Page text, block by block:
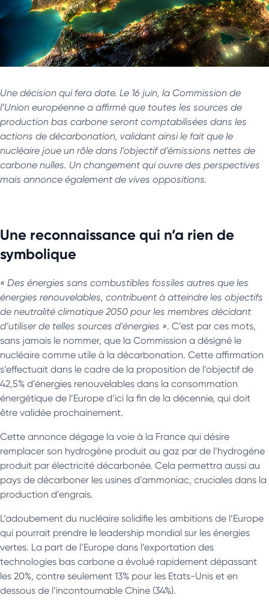
Une décision qui fera date. Le 16 juin, la Commission de
l’Union européenne a affirmé que toutes les sources de
production bas carbone seront comptabilisées dans les
actions de décarbonation, validant ainsi le fait que le
nucléaire joue un rôle dans l’objectif d’émissions nettes de
carbone nulles. Un changement qui ouvre des perspectives
mais annonce également de vives oppositions.
Une reconnaissance qui n’a rien de
symbolique
« Des énergies sans combustibles fossiles autres que les
énergies renouvelables, contribuent à atteindre les objectifs
de neutralité climatique 2050 pour les membres décidant
d’utiliser de telles sources d’énergies ». C’est par ces mots,
sans jamais le nommer, que la Commission a désigné le
nucléaire comme utile à la décarbonation. Cette affirmation
s’effectuait dans le cadre de la proposition de l’objectif de
42,5% d’énergies renouvelables dans la consommation
énergétique de l’Europe d’ici la fin de la décennie, qui doit
être validée prochainement.
Cette annonce dégage la voie à la France qui désire
remplacer son hydrogène produit au gaz par de l’hydrogène
produit par électricité décarbonée. Cela permettra aussi au
pays de décarboner les usines d’ammoniac, cruciales dans la
production d’engrais.
L’adoubement du nucléaire solidifie les ambitions de l’Europe
qui pourrait prendre le leadership mondial sur les énergies
vertes. La part de l’Europe dans l’exportation des
technologies bas carbone a évolué rapidement dépassant
les 20%, contre seulement 13% pour les Etats-Unis et en
dessous de l’incontournable Chine (34%).